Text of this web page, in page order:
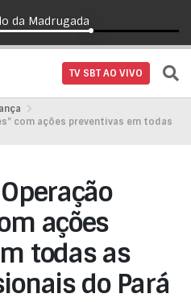
da Madrugada
TV SBT AO VIVO
com ações preventivas em todas
ações
todas as
do Pará